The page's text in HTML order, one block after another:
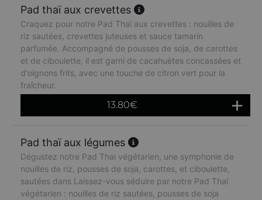
Pad thaï aux crevettes
Craquez pour notre Pad Thaï aux crevettes : nouilles de
riz sautées, crevettes juteuses et sauce tamarin
parfumée. Accompagné de pousses de soja, de carottes
et de ciboulette, il est garni de cacahuètes concassées et
d'oignons frits, avec une touche de citron vert pour la
fraîcheur.
13.80€
Pad thaï aux légumes
Dégustez notre Pad Thai végétarien, une symphonie de
nouilles de riz, pousses de soja, carottes, et ciboulette,
sautées dans Laissez-vous séduire par notre Pad Thaï
végétarien : nouilles de riz sautées, pousses de soja